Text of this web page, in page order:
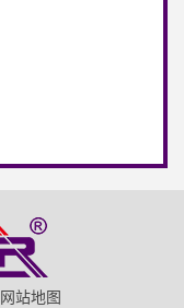
网站地图